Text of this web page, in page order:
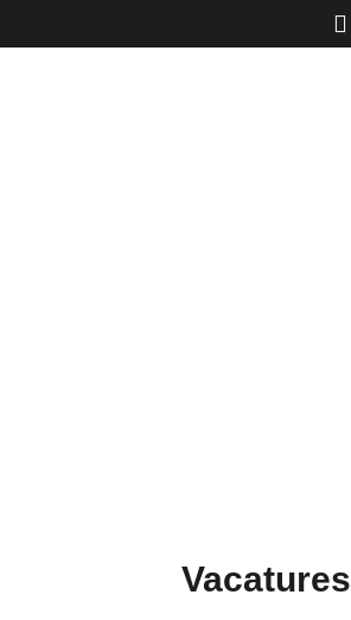
Vacatures